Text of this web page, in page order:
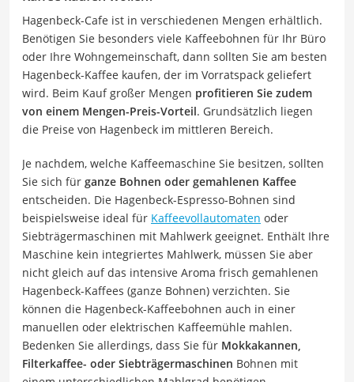
Hagenbeck-Cafe ist in verschiedenen Mengen erhältlich.
Benötigen Sie besonders viele Kaffeebohnen für Ihr Büro
oder Ihre Wohngemeinschaft, dann sollten Sie am besten
Hagenbeck-Kaffee kaufen, der im Vorratspack geliefert
wird. Beim Kauf großer Mengen profitieren Sie zudem
von einem Mengen-Preis-Vorteil. Grundsätzlich liegen
die Preise von Hagenbeck im mittleren Bereich.
Je nachdem, welche Kaffeemaschine Sie besitzen, sollten
Sie sich für ganze Bohnen oder gemahlenen Kaffee
entscheiden. Die Hagenbeck-Espresso-Bohnen sind
beispielsweise ideal für Kaffeevollautomaten oder
Siebträgermaschinen mit Mahlwerk geeignet. Enthält Ihre
Maschine kein integriertes Mahlwerk, müssen Sie aber
nicht gleich auf das intensive Aroma frisch gemahlenen
Hagenbeck-Kaffees (ganze Bohnen) verzichten. Sie
können die Hagenbeck-Kaffeebohnen auch in einer
manuellen oder elektrischen Kaffeemühle mahlen.
Bedenken Sie allerdings, dass Sie für Mokkakannen,
Filterkaffee- oder Siebträgermaschinen Bohnen mit